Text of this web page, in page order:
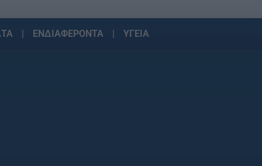
ΕΝΔΙΑΦΕΡΟΝΤΑ ΥΓΕΙΑ